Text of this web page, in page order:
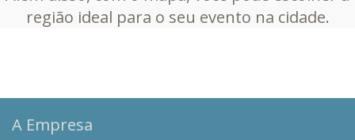
região ideal para o seu evento na cidade.
A Empresa